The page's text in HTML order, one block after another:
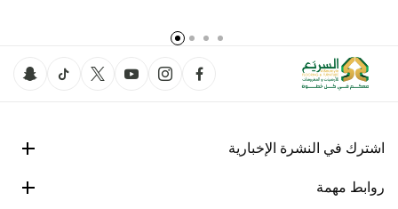
اشترك في النشرة الإخبارية
روابط مهمة